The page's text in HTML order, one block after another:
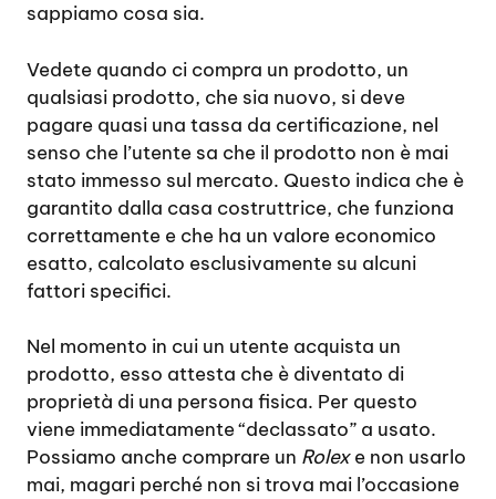
sappiamo cosa sia.
Vedete quando ci compra un prodotto, un
qualsiasi prodotto, che sia nuovo, si deve
pagare quasi una tassa da certificazione, nel
senso che l’utente sa che il prodotto non è mai
stato immesso sul mercato. Questo indica che è
garantito dalla casa costruttrice, che funziona
correttamente e che ha un valore economico
esatto, calcolato esclusivamente su alcuni
fattori specifici.
Nel momento in cui un utente acquista un
prodotto, esso attesta che è diventato di
proprietà di una persona fisica. Per questo
viene immediatamente “declassato” a usato.
Possiamo anche comprare un Rolexe non usarlo
mai, magari perché non si trova mai l’occasione